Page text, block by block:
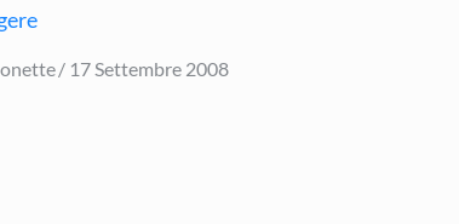
Posted
17 Settembre 2008